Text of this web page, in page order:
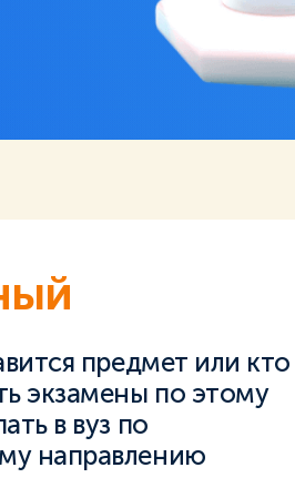
предмет или кто
экзамены по этому
в вуз по
направлению